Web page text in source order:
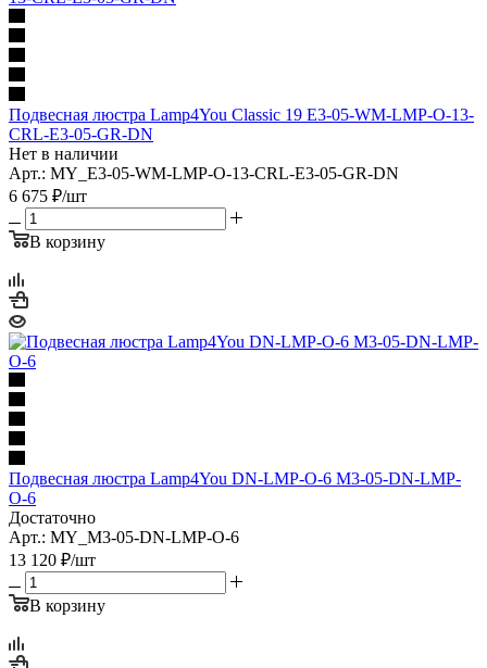
Подвесная люстра Lamp4You Classic 19 E3-05-WM-LMP-O-13-
CRL-E3-05-GR-DN
Нет в наличии
Арт.: MY_E3-05-WM-LMP-O-13-CRL-E3-05-GR-DN
6 675 ₽/шт
В корзину
Подвесная люстра Lamp4You DN-LMP-O-6 M3-05-DN-LMP-
O-6
Достаточно
Арт.: MY_M3-05-DN-LMP-O-6
13 120 ₽/шт
В корзину